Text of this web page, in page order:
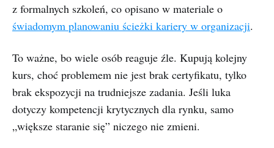
z formalnych szkoleń, co opisano w materiale o
świadomym planowaniu ścieżki kariery w organizacji.
To ważne, bo wiele osób reaguje źle. Kupują kolejny
kurs, choć problemem nie jest brak certyfikatu, tylko
brak ekspozycji na trudniejsze zadania. Jeśli luka
dotyczy kompetencji krytycznych dla rynku, samo
„większe staranie się” niczego nie zmieni.